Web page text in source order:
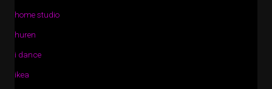
home studio
huren
i dance
ikea